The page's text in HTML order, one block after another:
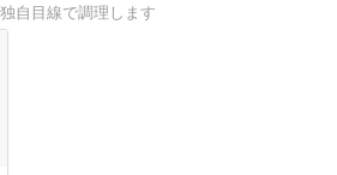
自目線で調理します